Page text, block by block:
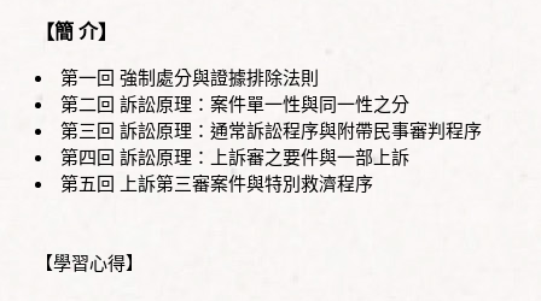
【簡 介】
第一回 強制處分與證據排除法則
第二回 訴訟原理：案件單一性與同一性之分
第三回 訴訟原理：通常訴訟程序與附帶民事審判程序
第四回 訴訟原理：上訴審之要件與一部上訴
第五回 上訴第三審案件與特別救濟程序
【學習心得】